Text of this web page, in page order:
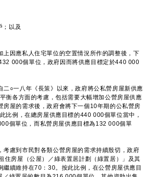
；以及
因應私人住宅單位的空置情況所作的調整後，下
000個單位，政府因而將供應目標定於440 000
○一八年《長策》以來，政府將公私營房屋新供應
衡各方面的考慮，包括需要大幅增加公營房屋供應
房屋的需求後，政府會將下一個10年期的公私營房
比例，在總房屋供應目標的440 000個單位當中，
個單位，而私營房屋供應目標為132 000個單
慮到市民對各類公營房屋的需求持續殷切，政府
住房屋（公屋）／綠表置居計劃（綠置居）」及其
繼續維持在70：30。按此比例，在公營房屋供應目